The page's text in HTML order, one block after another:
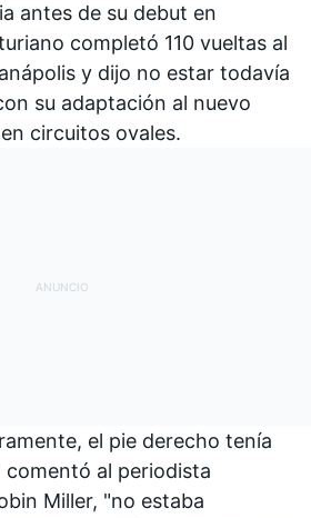
antes de su debut en
completó 110 vueltas al
y dijo no estar todavía
su adaptación al nuevo
circuitos ovales.
el pie derecho tenía
al periodista
Miller, "no estaba